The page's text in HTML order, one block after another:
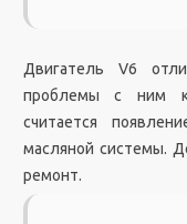
Двигатель V6
проблемы с ним
считается
масляной системы.
ремонт.